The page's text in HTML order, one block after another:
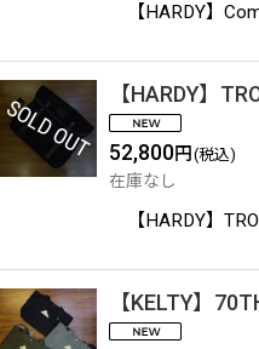
【HARDY】
【HARDY】
52,800円 (税込)
在庫なし
【HARDY】
【KELTY】